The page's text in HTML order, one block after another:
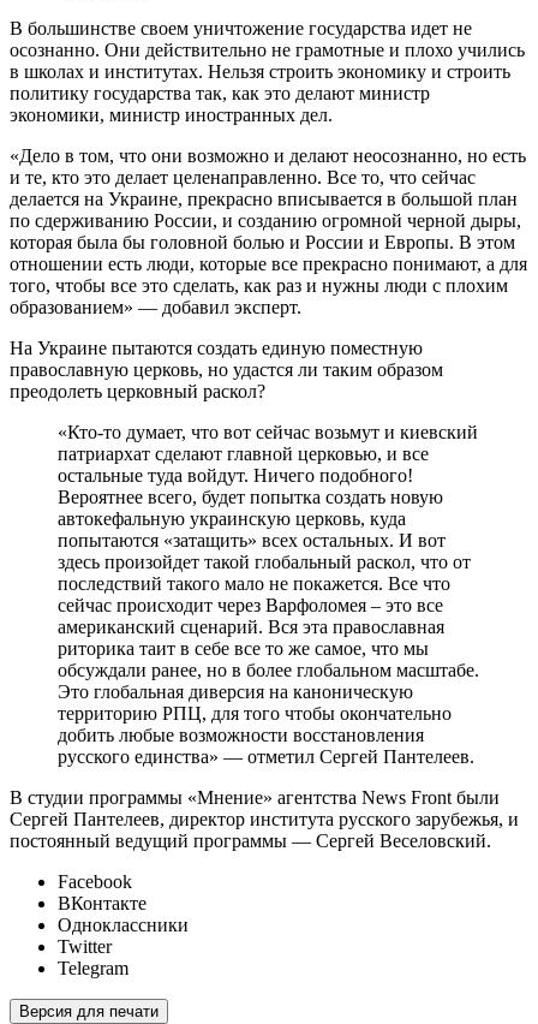
В большинстве своем уничтожение государства идет не
осознанно. Они действительно не грамотные и плохо учились
в школах и институтах. Нельзя строить экономику и строить
политику государства так, как это делают министр
экономики, министр иностранных дел.
«Дело в том, что они возможно и делают неосознанно, но есть
и те, кто это делает целенаправленно. Все то, что сейчас
делается на Украине, прекрасно вписывается в большой план
по сдерживанию России, и созданию огромной черной дыры,
которая была бы головной болью и России и Европы. В этом
отношении есть люди, которые все прекрасно понимают, а для
того, чтобы все это сделать, как раз и нужны люди с плохим
образованием» — добавил эксперт.
На Украине пытаются создать единую поместную
православную церковь, но удастся ли таким образом
преодолеть церковный раскол?
«Кто-то думает, что вот сейчас возьмут и киевский
патриархат сделают главной церковью, и все
остальные туда войдут. Ничего подобного!
Вероятнее всего, будет попытка создать новую
автокефальную украинскую церковь, куда
попытаются «затащить» всех остальных. И вот
здесь произойдет такой глобальный раскол, что от
последствий такого мало не покажется. Все что
сейчас происходит через Варфоломея – это все
американский сценарий. Вся эта православная
риторика таит в себе все то же самое, что мы
обсуждали ранее, но в более глобальном масштабе.
Это глобальная диверсия на каноническую
территорию РПЦ, для того чтобы окончательно
добить любые возможности восстановления
русского единства» — отметил Сергей Пантелеев.
В студии программы «Мнение» агентства News Front были
Сергей Пантелеев, директор института русского зарубежья, и
постоянный ведущий программы — Сергей Веселовский.
Facebook
ВКонтакте
Одноклассники
Twitter
Telegram
Версия для печати